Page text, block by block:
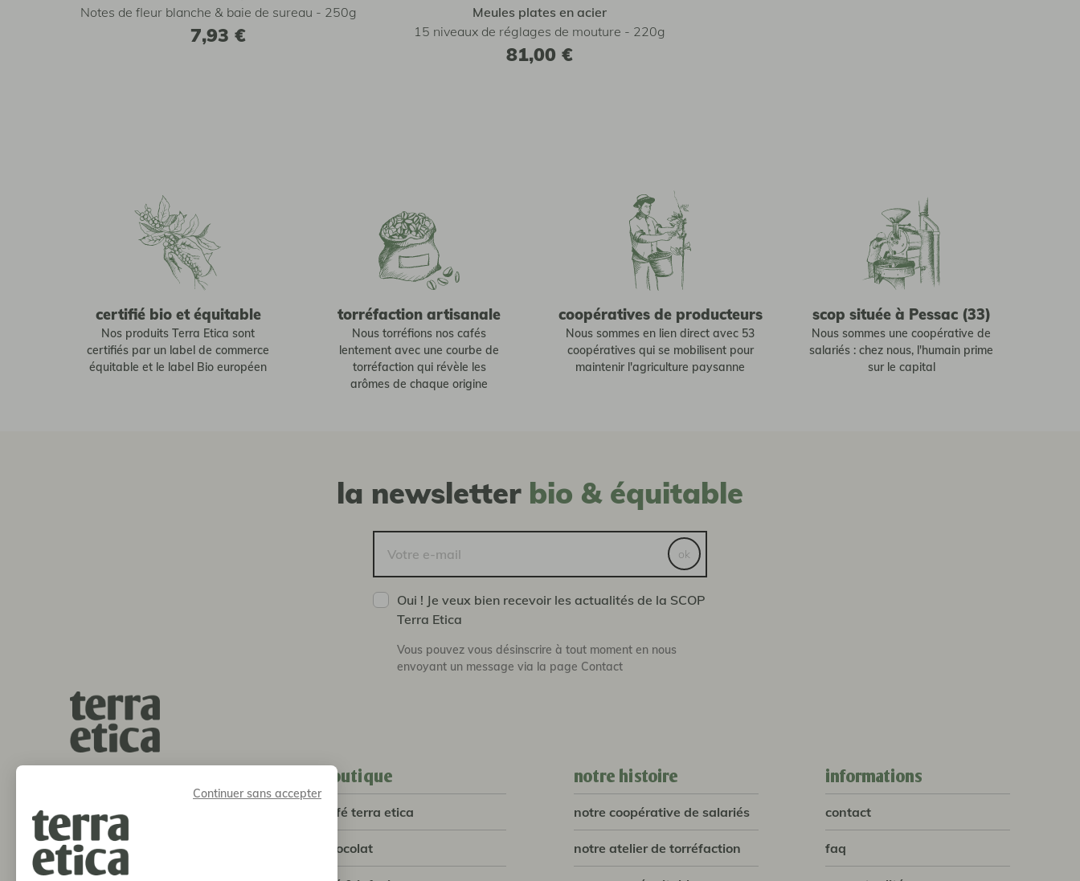
Continuer sans accepter
Notes de fleur blanche & baie de sureau - 250g
7,93 €
Meules plates en acier
15 niveaux de réglages de mouture - 220g
81,00 €
certifié bio et équitable
Nos produits Terra Etica sont
certifiés par un label de commerce
équitable et le label Bio européen
torréfaction artisanale
Nous torréfions nos cafés
lentement avec une courbe de
torréfaction qui révèle les
arômes de chaque origine
coopératives de producteurs
Nous sommes en lien direct avec 53
coopératives qui se mobilisent pour
maintenir l'agriculture paysanne
scop située à Pessac (33)
Nous sommes une coopérative de
salariés : chez nous, l'humain prime
sur le capital
la newsletter bio & équitable
Oui ! Je veux bien recevoir les actualités de la SCOP
Terra Etica
Vous pouvez vous désinscrire à tout moment en nous
envoyant un message via la page Contact
ok
5 avenue Louis de Broglie
33600 Pessac
05 56 93 13 83
boutique
café terra etica
chocolat
notre histoire
notre coopérative de salariés
notre atelier de torréfaction
informations
contact
faq